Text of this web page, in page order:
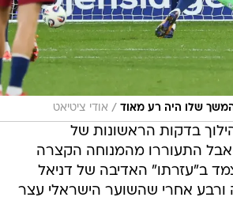
שלו היה רע מאוד / אודי ציטיאט
הילוך בדקות הראשונות של
אבל התעוררו מהמנוחה הקצרה
ב"עזרתו" האדיבה של דניאל
אחרי שהשוער הישראלי עצר